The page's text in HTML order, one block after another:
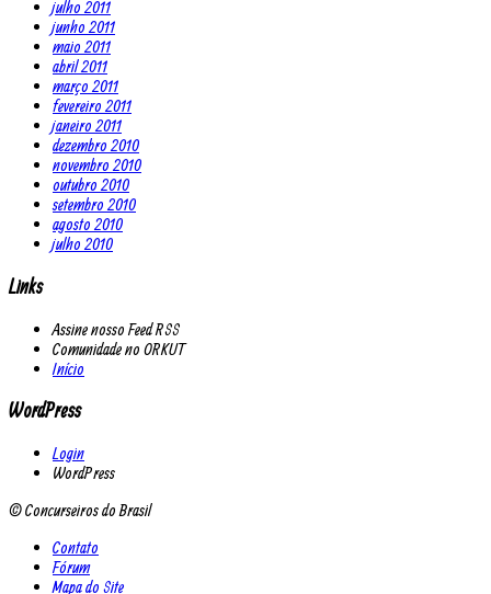
julho 2011
junho 2011
maio 2011
abril 2011
março 2011
fevereiro 2011
janeiro 2011
dezembro 2010
novembro 2010
outubro 2010
setembro 2010
agosto 2010
julho 2010
Links
Assine nosso Feed RSS
Comunidade no ORKUT
Início
WordPress
Login
WordPress
© Concurseiros do Brasil
Contato
Fórum
Mapa do Site